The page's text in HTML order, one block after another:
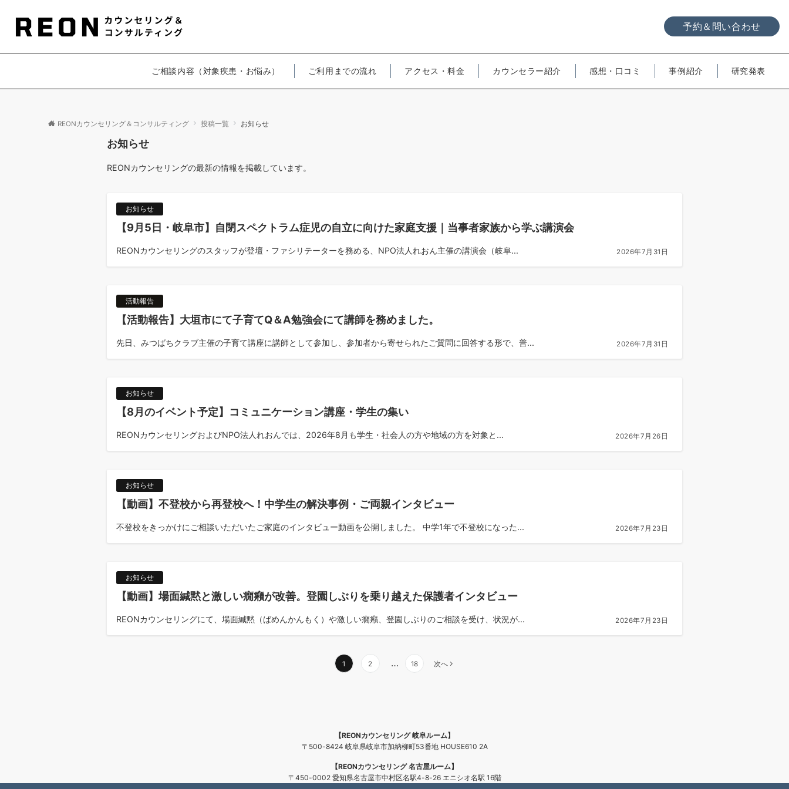
予約＆問い合わせ
ご相談内容（対象疾患・お悩み） ご利用までの流れ アクセス・料金 カウンセラー紹介 感想・口コミ 事例紹介 研究発表
REONカウンセリング＆コンサルティング 投稿一覧 お知らせ
お知らせ
REONカウンセリングの最新の情報を掲載しています。
お知らせ
【9月5日・岐阜市】自閉スペクトラム症児の自立に向けた家庭支援｜当事者家族から学ぶ講演会
REONカウンセリングのスタッフが登壇・ファシリテーターを務める、NPO法人れおん主催の講演会（岐阜... 2026年7月31日
活動報告
【活動報告】大垣市にて子育てQ＆A勉強会にて講師を務めました。
先日、みつばちクラブ主催の子育て講座に講師として参加し、参加者から寄せられたご質問に回答する形で、普... 2026年7月31日
お知らせ
【8月のイベント予定】コミュニケーション講座・学生の集い
REONカウンセリングおよびNPO法人れおんでは、2026年8月も学生・社会人の方や地域の方を対象と... 2026年7月26日
お知らせ
【動画】不登校から再登校へ！中学生の解決事例・ご両親インタビュー
不登校をきっかけにご相談いただいたご家庭のインタビュー動画を公開しました。 中学1年で不登校になった... 2026年7月23日
お知らせ
【動画】場面緘黙と激しい癇癪が改善。登園しぶりを乗り越えた保護者インタビュー
REONカウンセリングにて、場面緘黙（ばめんかんもく）や激しい癇癪、登園しぶりのご相談を受け、状況が... 2026年7月23日
1 2 … 18 次へ
【REONカウンセリング 岐阜ルーム】
〒500-8424 岐阜県岐阜市加納柳町53番地 HOUSE610 2A
【REONカウンセリング 名古屋ルーム】
〒450-0002 愛知県名古屋市中村区名駅4-8-26 エニシオ名駅 16階